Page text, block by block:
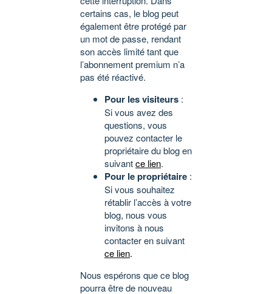
certains cas, le blog peut
également être protégé par
un mot de passe, rendant
son accès limité tant que
l’abonnement premium n’a
pas été réactivé.
Pour les visiteurs :
Si vous avez des
questions, vous
pouvez contacter le
propriétaire du blog en
suivantce lien.
Pour le propriétaire :
Si vous souhaitez
rétablir l’accès à votre
blog, nous vous
invitons à nous
contacter en suivant
ce lien.
Nous espérons que ce blog
pourra être de nouveau